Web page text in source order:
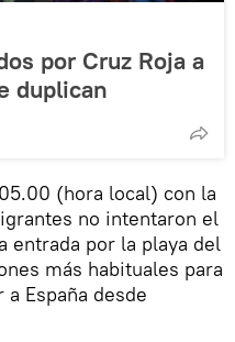
por Cruz Roja a
duplican
(hora local) con la
no intentaron el
entrada por la playa del
más habituales para
España desde